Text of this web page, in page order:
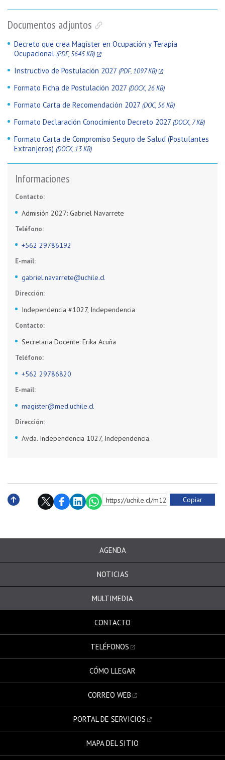
Documentos adjuntos
Decreto que crea Magíster en Ocupación y Terapia
Ocupacional (PDF, 5645 KB)
Instructivo de Postulación 2027 (PDF, 1097 KB)
Formato Ficha de Postulación 2027 (DOCX, 26 KB)
Formato Carta de Recomendación 2027 (DOC, 56 KB)
Formato Declaración Conocimiento Decreto 2027 (DOCX, 7 KB)
Formato Carta de Compromiso Seguro de Salud (Postulantes
Extranjeros) (DOCX, 13 KB)
Informaciones
Contacto:
Admisión 2027: Gabriel Navarrete
Teléfono:
+562 29786192
E-mail:
gabriel.navarrete@uchile.cl
Dirección:
Independencia #1027, Independencia
Contacto:
Secretaria Docente: Erika Acuña
Teléfono:
+562 29786820
E-mail:
magister@med.uchile.cl
Dirección:
Avda. Independencia 1027, Independencia.
https://uchile.cl/m125196 Copiar
AGENDA
NOTICIAS
MULTIMEDIA
CONTACTO
TELÉFONOS
CÓMO LLEGAR
CORREO WEB
PORTAL DE SERVICIOS
MAPA DEL SITIO